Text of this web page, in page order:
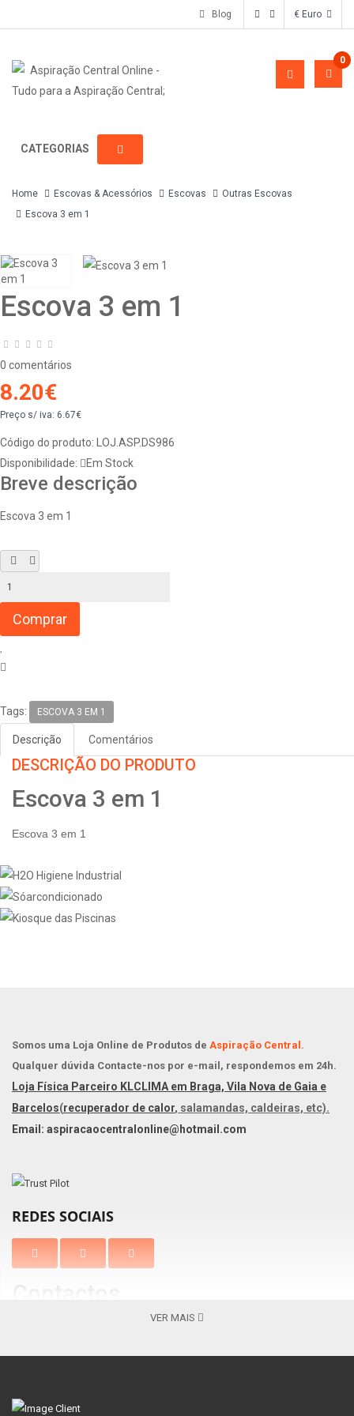
Blog
0
CATEGORIAS
Home Escovas & Acessórios Escovas
Outras Escovas
Escova 3 em 1
Escova 3 em 1
0 comentários
8.20€
Preço s/ iva: 6.67€
Código do produto:
LOJ.ASP.DS986
Disponibilidade:
Em Stock
Breve descrição
Escova 3 em 1
Tags: ESCOVA 3 EM 1
Descrição Comentários
DESCRIÇÃO DO PRODUTO
Escova 3 em 1
Escova 3 em 1
Somos uma Loja Online de Produtos de Aspiração Central.
Qualquer dúvida Contacte-nos por e-mail, respondemos em 24h.
Loja Física Parceiro KLCLIMA em Braga, Vila Nova de Gaia e
Barcelos(recuperador de calor, salamandas, caldeiras, etc).
Email: aspiracaocentralonline@hotmail.com
REDES SOCIAIS
Contactos
+351 253 069 565 -
VER MAIS